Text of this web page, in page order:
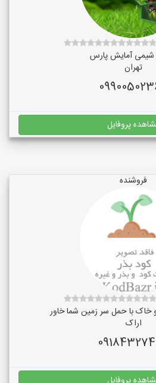
آمایش پارس
تهران
پروفایل
فروشنده
خاک با حمل سر زمین شما خاور
اراک